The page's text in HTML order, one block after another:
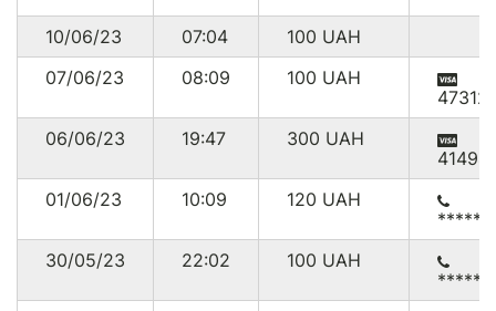
10/06/23 07:04 100 UAH
07/06/23
08:09 100 UAH
06/06/23
19:47 300 UAH
01/06/23
10:09 120 UAH
30/05/23
22:02 100 UAH